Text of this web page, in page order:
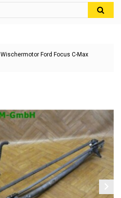
Wischermotor Ford Focus C-Max